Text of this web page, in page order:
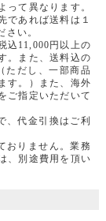
って異なります。
であれば送料は１
い。
込11,000円以上の
。また、送料込の
ただし、一部商品
す。）また、海外
ご指定いただいて
、代金引換はご利
おりません。業務
、別途費用を頂い